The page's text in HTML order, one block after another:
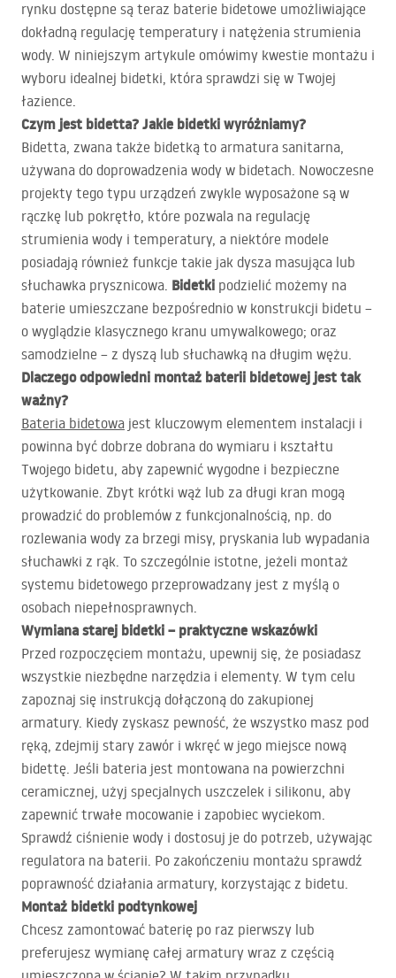
rynku dostępne są teraz baterie bidetowe umożliwiające
dokładną regulację temperatury i natężenia strumienia
wody. W niniejszym artykule omówimy kwestie montażu i
wyboru idealnej bidetki, która sprawdzi się w Twojej
łazience.
Czym jest bidetta? Jakie bidetki wyróżniamy?
Bidetta, zwana także bidetką to armatura sanitarna,
używana do doprowadzenia wody w bidetach. Nowoczesne
projekty tego typu urządzeń zwykle wyposażone są w
rączkę lub pokrętło, które pozwala na regulację
strumienia wody i temperatury, a niektóre modele
posiadają również funkcje takie jak dysza masująca lub
słuchawka prysznicowa. Bidetki podzielić możemy na
baterie umieszczane bezpośrednio w konstrukcji bidetu –
o wyglądzie klasycznego kranu umywalkowego; oraz
samodzielne – z dyszą lub słuchawką na długim wężu.
Dlaczego odpowiedni montaż baterii bidetowej jest tak
ważny?
Bateria bidetowa jest kluczowym elementem instalacji i
powinna być dobrze dobrana do wymiaru i kształtu
Twojego bidetu, aby zapewnić wygodne i bezpieczne
użytkowanie. Zbyt krótki wąż lub za długi kran mogą
prowadzić do problemów z funkcjonalnością, np. do
rozlewania wody za brzegi misy, pryskania lub wypadania
słuchawki z rąk. To szczególnie istotne, jeżeli montaż
systemu bidetowego przeprowadzany jest z myślą o
osobach niepełnosprawnych.
Wymiana starej bidetki – praktyczne wskazówki
Przed rozpoczęciem montażu, upewnij się, że posiadasz
wszystkie niezbędne narzędzia i elementy. W tym celu
zapoznaj się instrukcją dołączoną do zakupionej
armatury. Kiedy zyskasz pewność, że wszystko masz pod
ręką, zdejmij stary zawór i wkręć w jego miejsce nową
bidettę. Jeśli bateria jest montowana na powierzchni
ceramicznej, użyj specjalnych uszczelek i silikonu, aby
zapewnić trwałe mocowanie i zapobiec wyciekom.
Sprawdź ciśnienie wody i dostosuj je do potrzeb, używając
regulatora na baterii. Po zakończeniu montażu sprawdź
poprawność działania armatury, korzystając z bidetu.
Montaż bidetki podtynkowej
Chcesz zamontować baterię po raz pierwszy lub
preferujesz wymianę całej armatury wraz z częścią